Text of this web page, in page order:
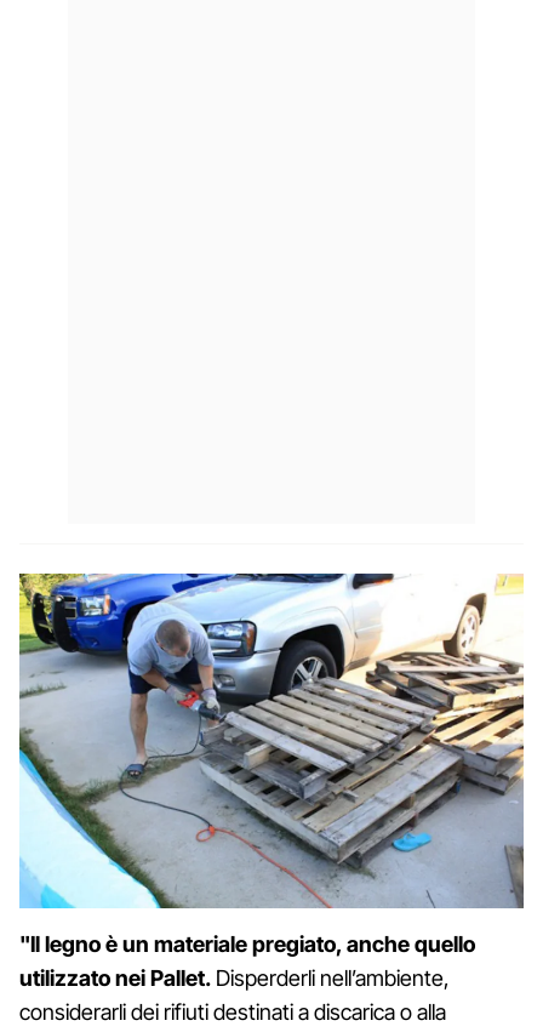
"Il legno è un materiale pregiato, anche quello
utilizzato nei Pallet. Disperderli nell’ambiente,
considerarli dei rifiuti destinati a discarica o alla